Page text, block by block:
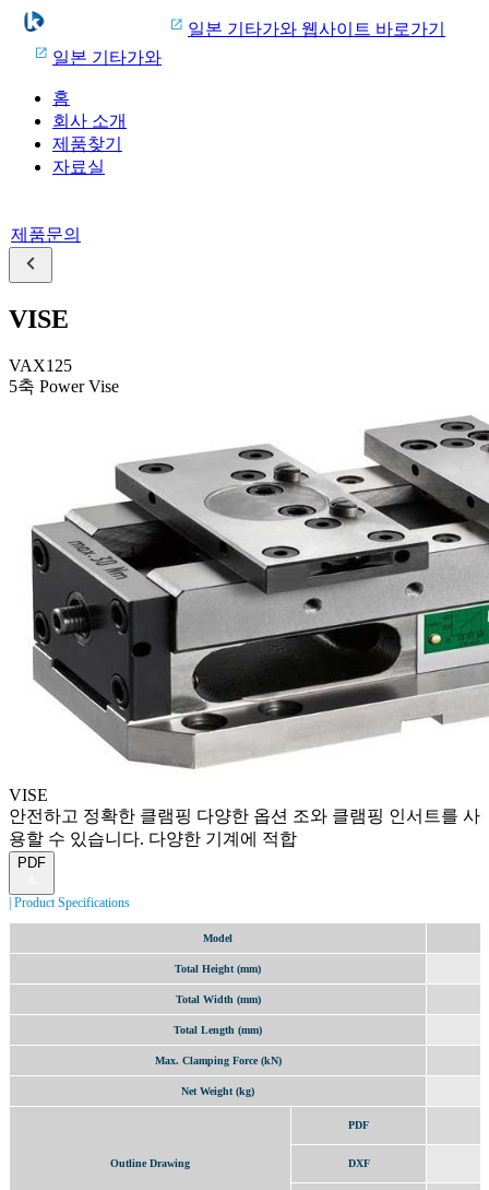
일본 기타가와 웹사이트 바로가기
일본 기타가와
홈
회사 소개
제품찾기
자료실
제품문의
VISE
VAX125
5축 Power Vise
VISE
안전하고 정확한 클램핑 다양한 옵션 조와 클램핑 인서트를 사
용할 수 있습니다. 다양한 기계에 적합
PDF
Product Specifications
Model
Total Height (mm)
Total Width (mm)
Total Length (mm)
Max. Clamping Force (kN)
Net Weight (kg)
Outline Drawing
PDF
DXF